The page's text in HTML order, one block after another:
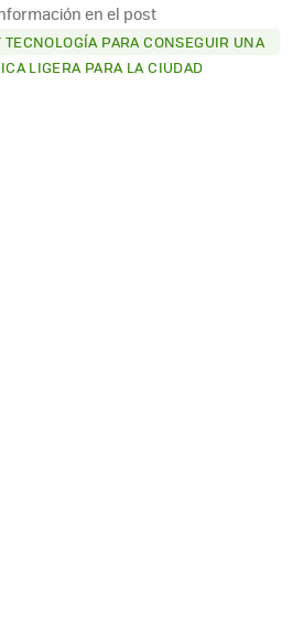
en el post
PARA CONSEGUIR UNA
LIGERA PARA LA CIUDAD